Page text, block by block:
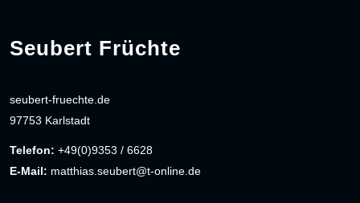
Seubert Früchte
seubert-fruechte.de
97753 Karlstadt
Telefon: +49(0)9353 / 6628
E-Mail: matthias.seubert@t-online.de